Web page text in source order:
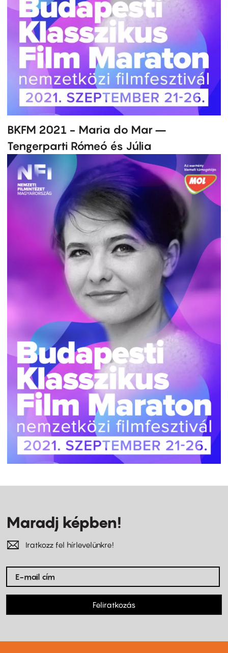
BKFM 2021 - Maria do Mar –
Tengerparti Rómeó és Júlia
Maradj képben!
Iratkozz fel hírlevelünkre!
Feliratkozás